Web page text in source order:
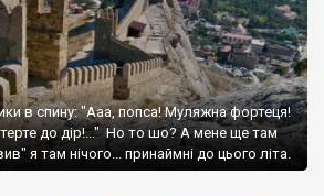
в спину: "Ааа, попса! Муляжна фортеця!
до дір!..." Но то шо? А мене ще там
я там нічого... принаймні до цього літа.